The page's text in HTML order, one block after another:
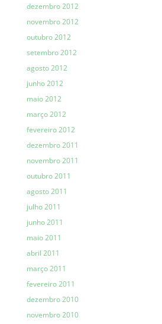
dezembro 2012
novembro 2012
outubro 2012
setembro 2012
agosto 2012
junho 2012
maio 2012
março 2012
fevereiro 2012
dezembro 2011
novembro 2011
outubro 2011
agosto 2011
julho 2011
junho 2011
maio 2011
abril 2011
março 2011
fevereiro 2011
dezembro 2010
novembro 2010